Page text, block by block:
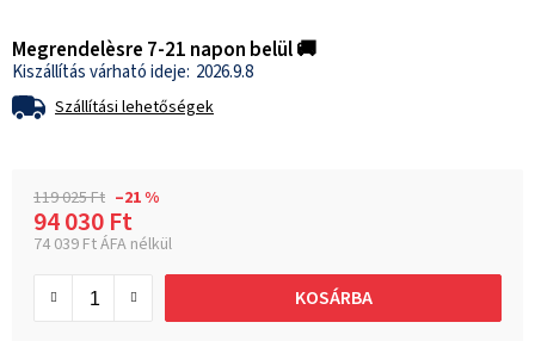
Megrendelèsre 7-21 napon belül 🚚
2026.9.8
Szállítási lehetőségek
119 025 Ft –21 %
94 030 Ft
74 039 Ft ÁFA nélkül
KOSÁRBA